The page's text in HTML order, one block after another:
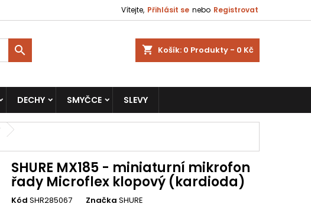
Vítejte, Přihlásit se nebo Registrovat
shopping_cart Košík: 0 Produkty - 0 Kč

DECHY SMYČCE SLEVY
SHURE MX185 - miniaturní mikrofon
řady Microflex klopový (kardioda)
Kód SHR285067 Značka SHURE